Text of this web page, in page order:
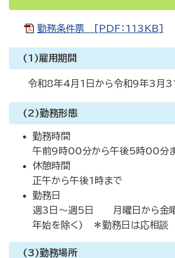
勤務条件票 [PDF：113KB]
(1)雇用期間
令和8年4月1日から令和9年3月
(2)勤務形態
勤務時間
午前9時00分から午後5時00分
休憩時間
正午から午後1時まで
勤務日
週3日～週5日 月曜日から金
年始を除く) ＊勤務日は応相談
(3)勤務場所